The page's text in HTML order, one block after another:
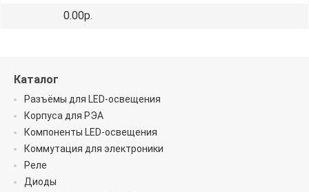
0.00р.
Каталог
Разъёмы для LED-освещения
Корпуса для РЭА
Компоненты LED-освещения
Коммутация для электроники
Реле
Диоды